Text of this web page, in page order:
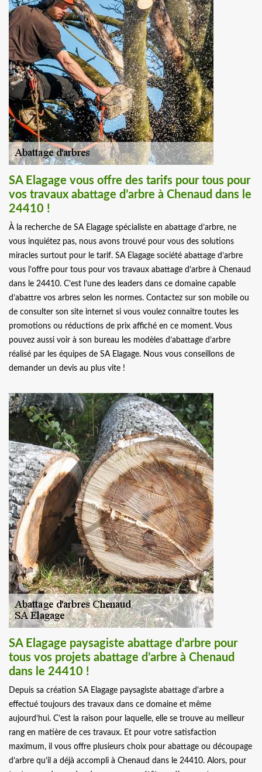
SA Elagage vous offre des tarifs pour tous pour
vos travaux abattage d’arbre à Chenaud dans le
24410 !
À la recherche de SA Elagage spécialiste en abattage d’arbre, ne
vous inquiétez pas, nous avons trouvé pour vous des solutions
miracles surtout pour le tarif. SA Elagage société abattage d’arbre
vous l’offre pour tous pour vos travaux abattage d’arbre à Chenaud
dans le 24410. C’est l’une des leaders dans ce domaine capable
d’abattre vos arbres selon les normes. Contactez sur son mobile ou
de consulter son site internet si vous voulez connaitre toutes les
promotions ou réductions de prix affiché en ce moment. Vous
pouvez aussi voir à son bureau les modèles d’abattage d’arbre
réalisé par les équipes de SA Elagage. Nous vous conseillons de
demander un devis au plus vite !
SA Elagage paysagiste abattage d'arbre pour
tous vos projets abattage d’arbre à Chenaud
dans le 24410 !
Depuis sa création SA Elagage paysagiste abattage d'arbre a
effectué toujours des travaux dans ce domaine et même
aujourd’hui. C’est la raison pour laquelle, elle se trouve au meilleur
rang en matière de ces travaux. Et pour votre satisfaction
maximum, il vous offre plusieurs choix pour abattage ou découpage
d’arbre qu’il a déjà accompli à Chenaud dans le 24410. Alors, pour